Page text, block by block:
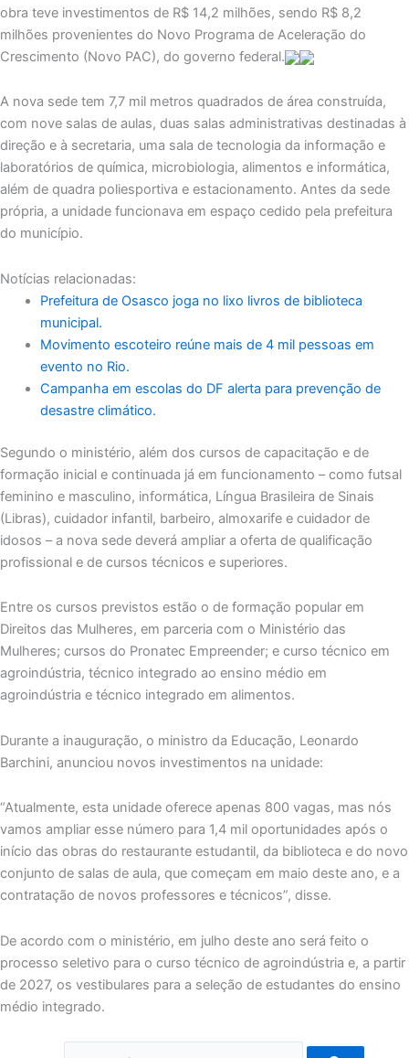
obra teve investimentos de R$ 14,2 milhões, sendo R$ 8,2
milhões provenientes do Novo Programa de Aceleração do
Crescimento (Novo PAC), do governo federal.
A nova sede tem 7,7 mil metros quadrados de área construída,
com nove salas de aulas, duas salas administrativas destinadas à
direção e à secretaria, uma sala de tecnologia da informação e
laboratórios de química, microbiologia, alimentos e informática,
além de quadra poliesportiva e estacionamento. Antes da sede
própria, a unidade funcionava em espaço cedido pela prefeitura
do município.
Notícias relacionadas:
Prefeitura de Osasco joga no lixo livros de biblioteca
municipal.
Movimento escoteiro reúne mais de 4 mil pessoas em
evento no Rio.
Campanha em escolas do DF alerta para prevenção de
desastre climático.
Segundo o ministério, além dos cursos de capacitação e de
formação inicial e continuada já em funcionamento – como futsal
feminino e masculino, informática, Língua Brasileira de Sinais
(Libras), cuidador infantil, barbeiro, almoxarife e cuidador de
idosos – a nova sede deverá ampliar a oferta de qualificação
profissional e de cursos técnicos e superiores.
Entre os cursos previstos estão o de formação popular em
Direitos das Mulheres, em parceria com o Ministério das
Mulheres; cursos do Pronatec Empreender; e curso técnico em
agroindústria, técnico integrado ao ensino médio em
agroindústria e técnico integrado em alimentos.
Durante a inauguração, o ministro da Educação, Leonardo
Barchini, anunciou novos investimentos na unidade:
“Atualmente, esta unidade oferece apenas 800 vagas, mas nós
vamos ampliar esse número para 1,4 mil oportunidades após o
início das obras do restaurante estudantil, da biblioteca e do novo
conjunto de salas de aula, que começam em maio deste ano, e a
contratação de novos professores e técnicos”, disse.
De acordo com o ministério, em julho deste ano será feito o
processo seletivo para o curso técnico de agroindústria e, a partir
de 2027, os vestibulares para a seleção de estudantes do ensino
médio integrado.